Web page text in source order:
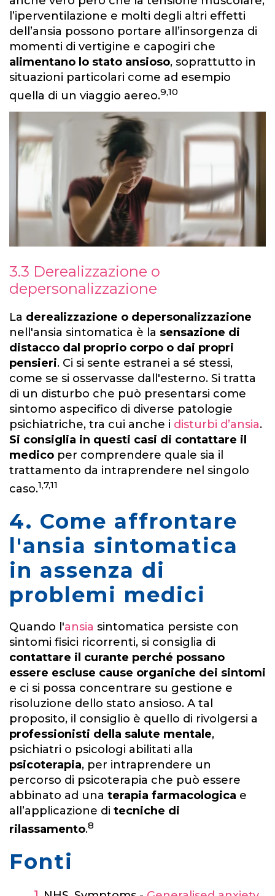
l’iperventilazione e molti degli altri effetti
dell’ansia possono portare all’insorgenza di
momenti di vertigine e capogiri che
alimentano lo stato ansioso, soprattutto in
situazioni particolari come ad esempio
quella di un viaggio aereo.9,10
3.3 Derealizzazione o
depersonalizzazione
La derealizzazione o depersonalizzazione
nell'ansia sintomatica è la sensazione di
distacco dal proprio corpo o dai propri
pensieri. Ci si sente estranei a sé stessi,
come se si osservasse dall'esterno. Si tratta
di un disturbo che può presentarsi come
sintomo aspecifico di diverse patologie
psichiatriche, tra cui anche i disturbi d’ansia.
Si consiglia in questi casi di contattare il
medico per comprendere quale sia il
trattamento da intraprendere nel singolo
caso.1,7,11
4. Come affrontare
l'ansia sintomatica
in assenza di
problemi medici
Quando l'ansia sintomatica persiste con
sintomi fisici ricorrenti, si consiglia di
contattare il curante perché possano
essere escluse cause organiche dei sintomi
e ci si possa concentrare su gestione e
risoluzione dello stato ansioso. A tal
proposito, il consiglio è quello di rivolgersi a
professionisti della salute mentale,
psichiatri o psicologi abilitati alla
psicoterapia, per intraprendere un
percorso di psicoterapia che può essere
abbinato ad una terapia farmacologica e
all’applicazione di tecniche di
rilassamento.8
Fonti